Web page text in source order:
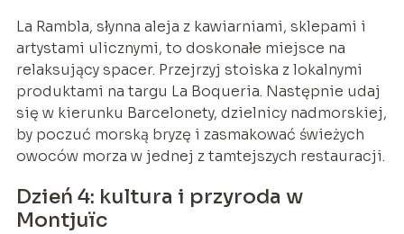
La Rambla, słynna aleja z kawiarniami, sklepami i
artystami ulicznymi, to doskonałe miejsce na
relaksujący spacer. Przejrzyj stoiska z lokalnymi
produktami na targu La Boqueria. Następnie udaj
się w kierunku Barcelonety, dzielnicy nadmorskiej,
by poczuć morską bryzę i zasmakować świeżych
owoców morza w jednej z tamtejszych restauracji.
Dzień 4: kultura i przyroda w
Montjuïc